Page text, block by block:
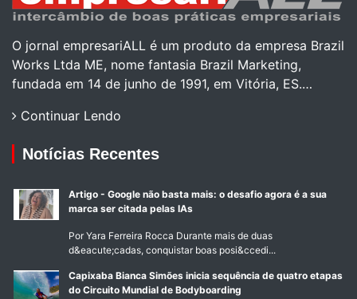
O jornal empresariALL é um produto da empresa Brazil
Works Ltda ME, nome fantasia Brazil Marketing,
fundada em 14 de junho de 1991, em Vitória, ES.…
Continuar Lendo
Notícias Recentes
Artigo - Google não basta mais: o desafio agora é a sua
marca ser citada pelas IAs
Por Yara Ferreira Rocca Durante mais de duas
d&eacute;cadas, conquistar boas posi&ccedi...
Capixaba Bianca Simões inicia sequência de quatro etapas
do Circuito Mundial de Bodyboarding